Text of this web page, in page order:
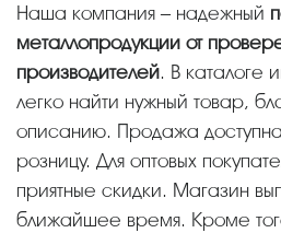
Наша компания – надежный
металлопродукции от
производителей. В каталоге
легко найти нужный товар,
описанию. Продажа
розницу. Для оптовых
приятные скидки. Магазин
ближайшее время. Кроме